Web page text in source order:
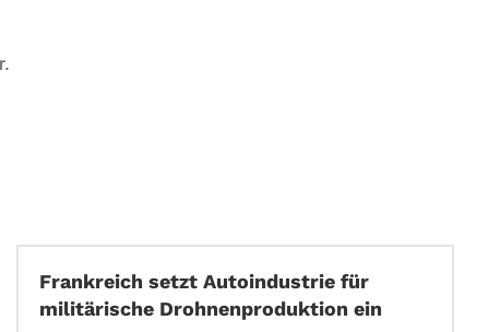
Frankreich setzt Autoindustrie für
militärische Drohnenproduktion ein